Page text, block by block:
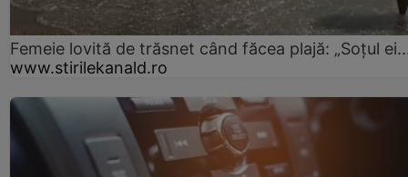
Femeie lovită de trăsnet când făcea plajă: „Soțul
www.stirilekanald.ro